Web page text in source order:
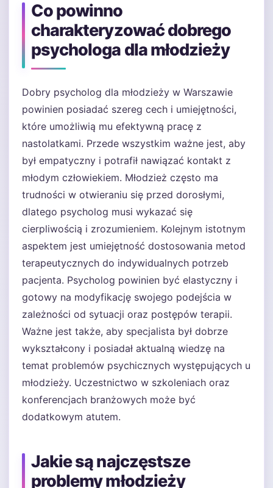
Co powinno
charakteryzować dobrego
psychologa dla młodzieży
Dobry psycholog dla młodzieży w Warszawie
powinien posiadać szereg cech i umiejętności,
które umożliwią mu efektywną pracę z
nastolatkami. Przede wszystkim ważne jest, aby
był empatyczny i potrafił nawiązać kontakt z
młodym człowiekiem. Młodzież często ma
trudności w otwieraniu się przed dorosłymi,
dlatego psycholog musi wykazać się
cierpliwością i zrozumieniem. Kolejnym istotnym
aspektem jest umiejętność dostosowania metod
terapeutycznych do indywidualnych potrzeb
pacjenta. Psycholog powinien być elastyczny i
gotowy na modyfikację swojego podejścia w
zależności od sytuacji oraz postępów terapii.
Ważne jest także, aby specjalista był dobrze
wykształcony i posiadał aktualną wiedzę na
temat problemów psychicznych występujących u
młodzieży. Uczestnictwo w szkoleniach oraz
konferencjach branżowych może być
dodatkowym atutem.
Jakie są najczęstsze
problemy młodzieży